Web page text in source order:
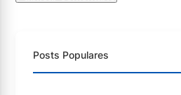
Posts Populares